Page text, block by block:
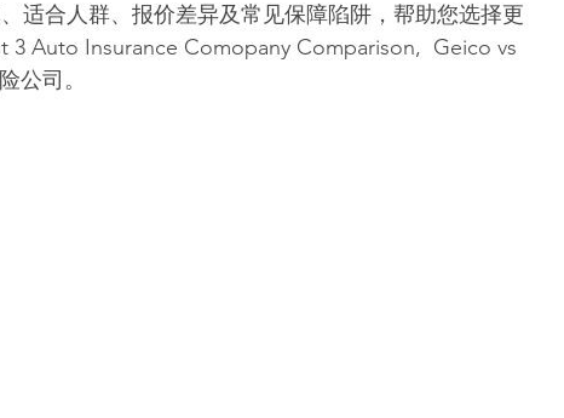
适合人群、报价差异及常见保障陷阱，帮助您选择更
3 Auto Insurance Comopany Comparison,  Geico vs
公司。